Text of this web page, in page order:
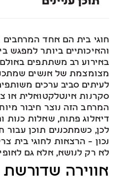
חוגי בית הם אחד המרחבים
והאיכותיים ביותר למפגש
באירוע רב משתתפים
מצומצמת של אנשים
לעיתים סביב ערכים
סקרנות אינטלקטואלית או
המרחב הזה נוצר חיבור
דיאלוג פתוח, שאלות כנות
לכן, כשמתכננים תוכן עבור
נכון – הרצאות לחוגי בית
לא רק לנושא, אלא גם
אווירה שדורשת